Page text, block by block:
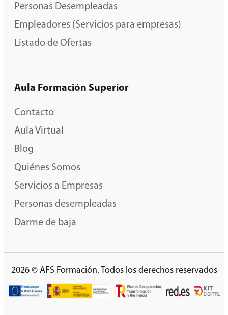
Personas Desempleadas
Empleadores (Servicios para empresas)
Listado de Ofertas
Aula Formación Superior
Contacto
Aula Virtual
Blog
Quiénes Somos
Servicios a Empresas
Personas desempleadas
Darme de baja
2026 © AFS Formación. Todos los derechos reservados